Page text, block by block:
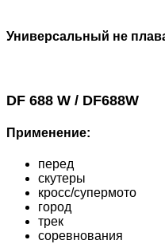
Универсальный не
DF 688 W / DF688W
Применение:
перед
скутеры
кросс/супермото
город
трек
соревнования